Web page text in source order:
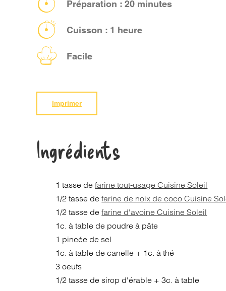
Préparation : 20 minutes
Cuisson : 1 heure
Facile
Imprimer
Ingrédients
1 tasse defarine tout-usage Cuisine Soleil
1/2 tasse defarine de noix de coco Cuisine
1/2 tasse defarine d'avoine Cuisine Soleil
1c. à table de poudre à pâte
1 pincée de sel
1c. à table de canelle + 1c. à thé
3 oeufs
1/2 tasse de sirop d'érable + 3c. à table